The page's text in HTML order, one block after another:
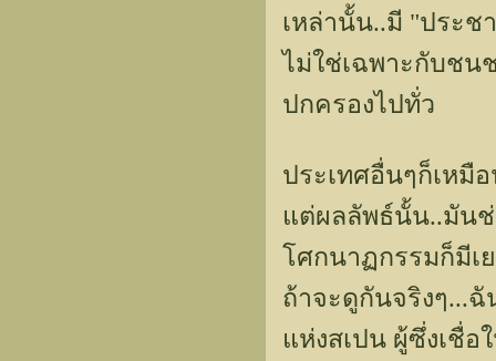
เหล่านั้น..มี "ประช
ไม่ใช่เฉพาะกับชน
ปกครองไปทั่ว
ประเทศอื่นๆก็เหมื
แต่ผลลัพธ์นั้น..มันช่
โศกนาฏกรรมก็มีเ
ถ้าจะดูกันจริงๆ...ฉั
แห่งสเปน ผู้ซึ่งเชื่อ